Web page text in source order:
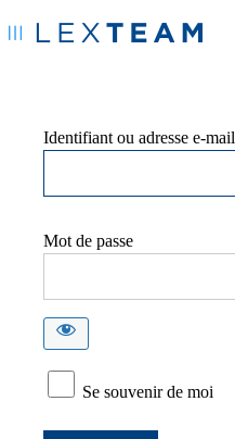
Identifiant ou adresse e-mail
Mot de passe
Se souvenir de moi